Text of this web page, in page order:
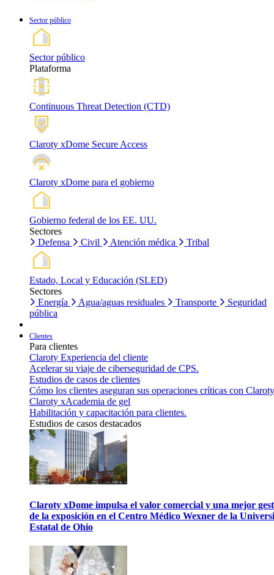
Sector público
Sector público
Plataforma
Continuous Threat Detection (CTD)
Claroty xDome Secure Access
Claroty xDome para el gobierno
Gobierno federal de los EE. UU.
Sectores
Defensa
Civil Atención médica Tribal
Estado, Local y Educación (SLED)
Sectores
Energía
Agua/aguas residuales Transporte
Seguridad
pública
Clientes
Para clientes
Claroty Experiencia del cliente
Acelerar su viaje de ciberseguridad de CPS.
Estudios de casos de clientes
Cómo los clientes aseguran sus operaciones críticas con
Claroty xAcademia de gel
Habilitación y capacitación para clientes.
Estudios de casos destacados
Claroty xDome impulsa el valor comercial y una mejor
de la exposición en el Centro Médico Wexner de la
Estatal de Ohio